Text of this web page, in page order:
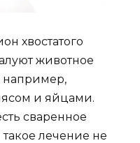
хвостатого
животное
например,
и яйцами.
сваренное
лечение не